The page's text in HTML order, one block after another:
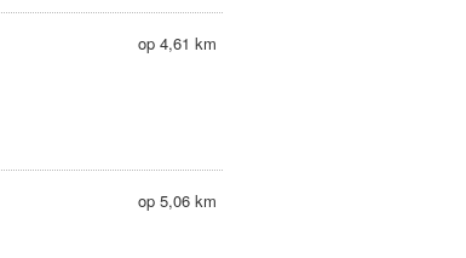
op 4,61 km
op 5,06 km